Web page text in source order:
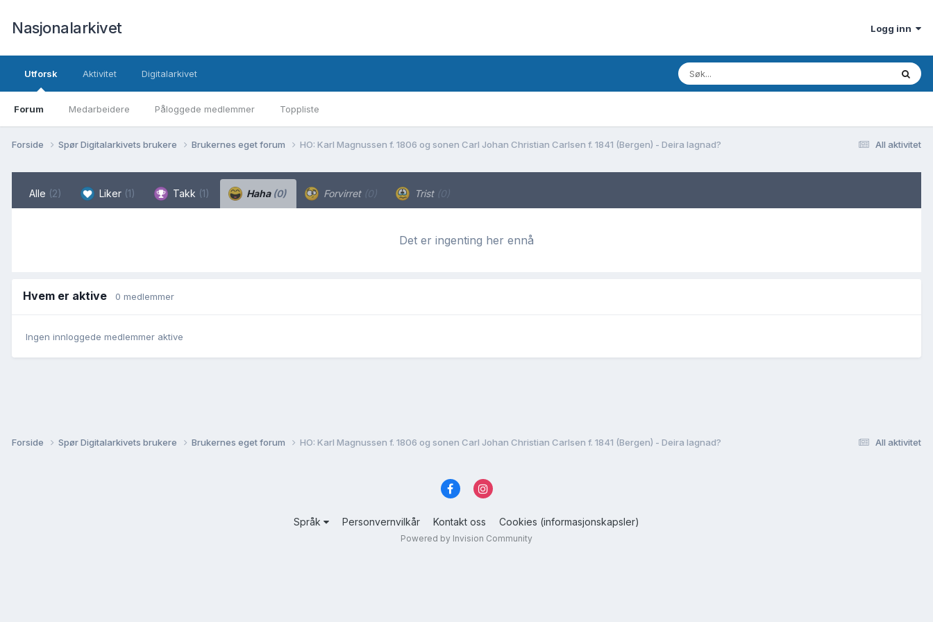
Nasjonalarkivet Logg inn
Utforsk
Forum Medarbeidere Påloggede medlemmer Toppliste
Aktivitet Digitalarkivet
All aktivitet
Forside Spør Digitalarkivets brukere Brukernes eget forum HO: Karl Magnussen f. 1806 og sonen Carl Johan Christian Carlsen f. 1841 (Bergen) - Deira lagnad?
Alle (2) Liker (1) Takk (1) Haha (0) Forvirret (0) Trist (0)
Det er ingenting her ennå
Hvem er aktive 0 medlemmer
Ingen innloggede medlemmer aktive
All aktivitet
Forside Spør Digitalarkivets brukere Brukernes eget forum HO: Karl Magnussen f. 1806 og sonen Carl Johan Christian Carlsen f. 1841 (Bergen) - Deira lagnad?
Språk Personvernvilkår Kontakt oss Cookies (informasjonskapsler)
Powered by Invision Community